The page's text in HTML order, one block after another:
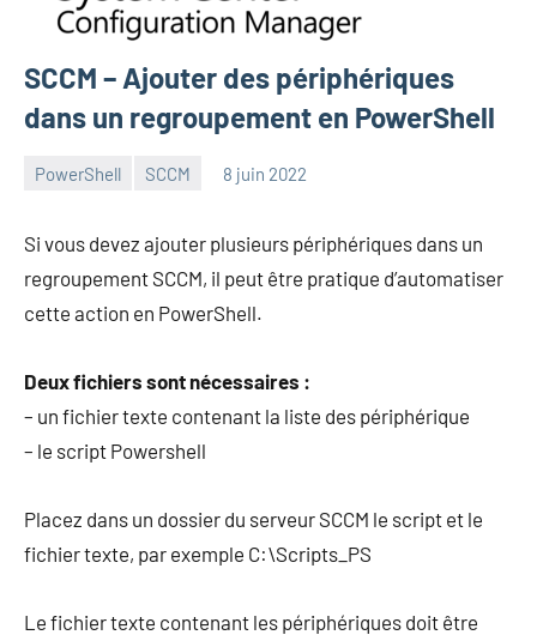
SCCM – Ajouter des périphériques
dans un regroupement en PowerShell
PowerShell SCCM 8 juin 2022
Si vous devez ajouter plusieurs périphériques dans un
regroupement SCCM, il peut être pratique d’automatiser
cette action en PowerShell.
Deux fichiers sont nécessaires :
– un fichier texte contenant la liste des périphérique
– le script Powershell
Placez dans un dossier du serveur SCCM le script et le
fichier texte, par exemple C:\Scripts_PS
Le fichier texte contenant les périphériques doit être